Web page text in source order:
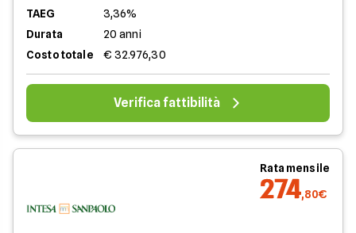
TAEG
3,36%
Durata
20 anni
Costo totale
€ 32.976,30
Verifica fattibilità
Rata mensile
274,80€